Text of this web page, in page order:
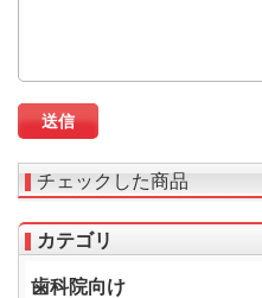
チェックした商品
カテゴリ
歯科院向け